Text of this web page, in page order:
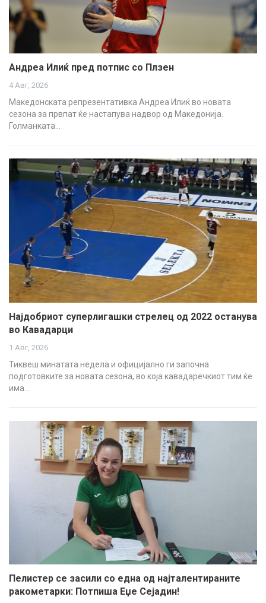
Андреа Илиќ пред потпис со Плзен
4 Авг, 2026
Македонската репрезентативка Андреа Илиќ во новата
сезона за првпат ќе настапува надвор од Македонија.
Голманката…
Најдобриот суперлигашки стрелец од 2022 останува
во Кавадарци
1 Авг, 2026
Тиквеш минатата недела и официјално ги започна
подготовките за новата сезона, во која кавадаречкиот тим ќе
има…
Пелистер се засили со една од најталентираните
ракометарки: Потпиша Еџе Сејадин!